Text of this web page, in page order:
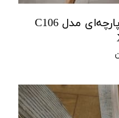
صندلی چوب روس با روکش پارچه‌ای مدل C106